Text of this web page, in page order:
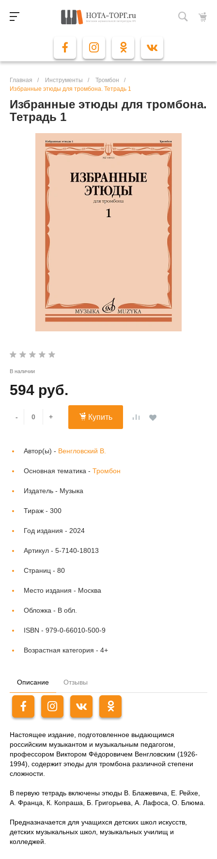
Главная / Инструменты / Тромбон
/
Избранные этюды для тромбона. Тетрадь 1
Избранные этюды для тромбона.
Тетрадь 1
В наличии
594 руб.
- + Купить
Автор(ы) - Венгловский В.
Основная тематика - Тромбон
Издатель - Музыка
Тираж - 300
Год издания - 2024
Артикул - 5-7140-18013
Страниц - 80
Место издания - Москва
Обложка - В обл.
ISBN - 979-0-66010-500-9
Возрастная категория - 4+
Описание Отзывы
Настоящее издание, подготовленное выдающимся
российским музыкантом и музыкальным педагогом,
профессором Виктором Фёдоровичем Венгловским (1926-
1994), содержит этюды для тромбона различной степени
сложности.
В первую тетрадь включены этюды В. Блажевича, Е. Рейхе,
А. Франца, К. Копраша, Б. Григорьева, А. Лафоса, О. Блюма.
Предназначается для учащихся детских школ искусств,
детских музыкальных школ, музыкальных училищ и
колледжей.